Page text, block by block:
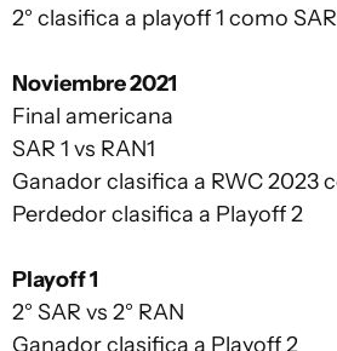
2° clasifica a playoff 1 como
Noviembre 2021
Final americana
SAR 1 vs RAN1
Ganador clasifica a RWC 2023
Perdedor clasifica a Playoff 2
Playoff 1
2° SAR vs 2° RAN
Ganador clasifica a Playoff 2